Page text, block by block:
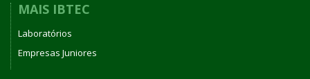
MAIS IBTEC
Laboratórios
Empresas Juniores